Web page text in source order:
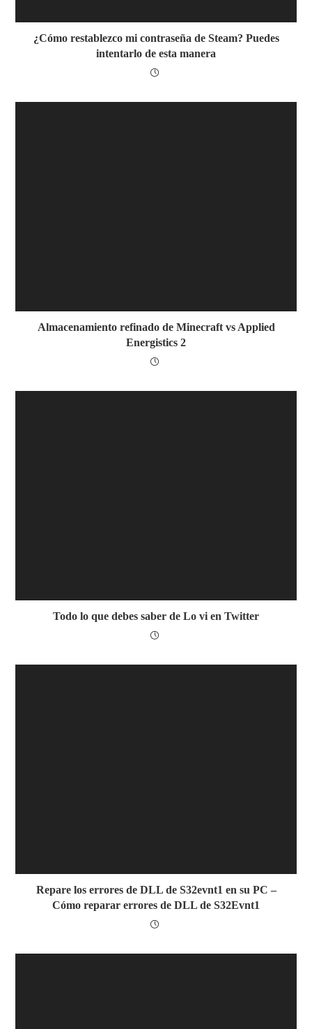
¿Cómo restablezco mi contraseña de Steam? Puedes
intentarlo de esta manera
Almacenamiento refinado de Minecraft vs Applied
Energistics 2
Todo lo que debes saber de Lo vi en Twitter
Repare los errores de DLL de S32evnt1 en su PC –
Cómo reparar errores de DLL de S32Evnt1